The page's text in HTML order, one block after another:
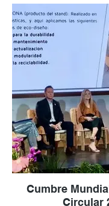
Cumbre
Circular